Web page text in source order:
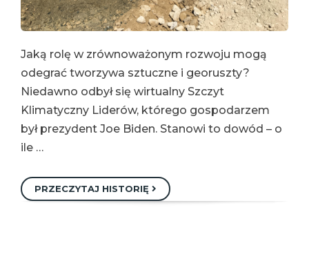
Jaką rolę w zrównoważonym rozwoju mogą
odegrać tworzywa sztuczne i georuszty?
Niedawno odbył się wirtualny Szczyt
Klimatyczny Liderów, którego gospodarzem
był prezydent Joe Biden. Stanowi to dowód – o
ile …
PRZECZYTAJ HISTORIĘ